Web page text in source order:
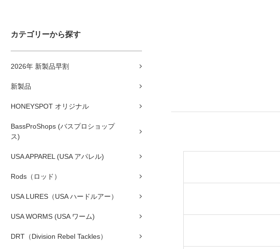
カテゴリーから探す
2026年 新製品早割
新製品
HONEYSPOT オリジナル
BassProShops (バスプロショップ
ス)
USA APPAREL (USA アパレル)
Rods（ロッド）
USA LURES（USA ハードルアー）
USA WORMS (USA ワーム)
DRT（Division Rebel Tackles）